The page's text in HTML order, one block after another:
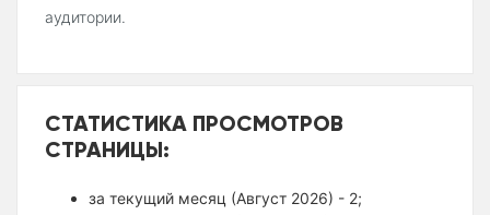
аудитории.
СТАТИСТИКА ПРОСМОТРОВ
СТРАНИЦЫ:
за текущий месяц (Август 2026) - 2;